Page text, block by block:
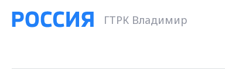
ГТРК Владимир